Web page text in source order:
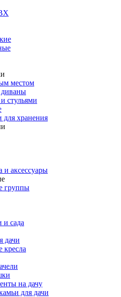
местом
стульями
для хранения
и аксессуары
группы
и сада
дачи
кресла
на дачу
для дачи